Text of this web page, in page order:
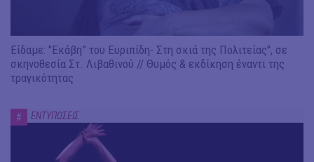
Είδαμε: "Εκάβη” του Ευριπίδη- Στη σκιά της Πολιτείας", σε
σκηνοθεσία Στ. Λιβαθινού // Θυμός & εκδίκηση έναντι της
τραγικότητας
# ΕΝΤΥΠΩΣΕΙΣ